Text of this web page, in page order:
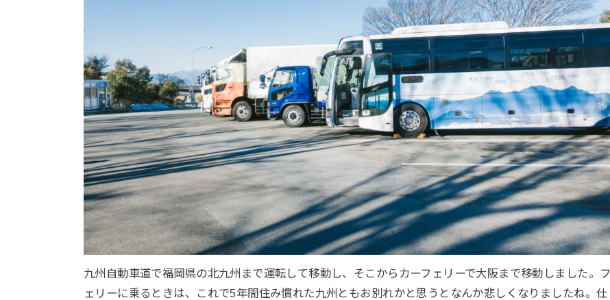
九州自動車道で福岡県の北九州まで運転して移動し、そこからカーフェリーで大阪まで移動しました。フ
ェリーに乗るときは、これで5年間住み慣れた九州ともお別れかと思うとなんか悲しくなりましたね。仕